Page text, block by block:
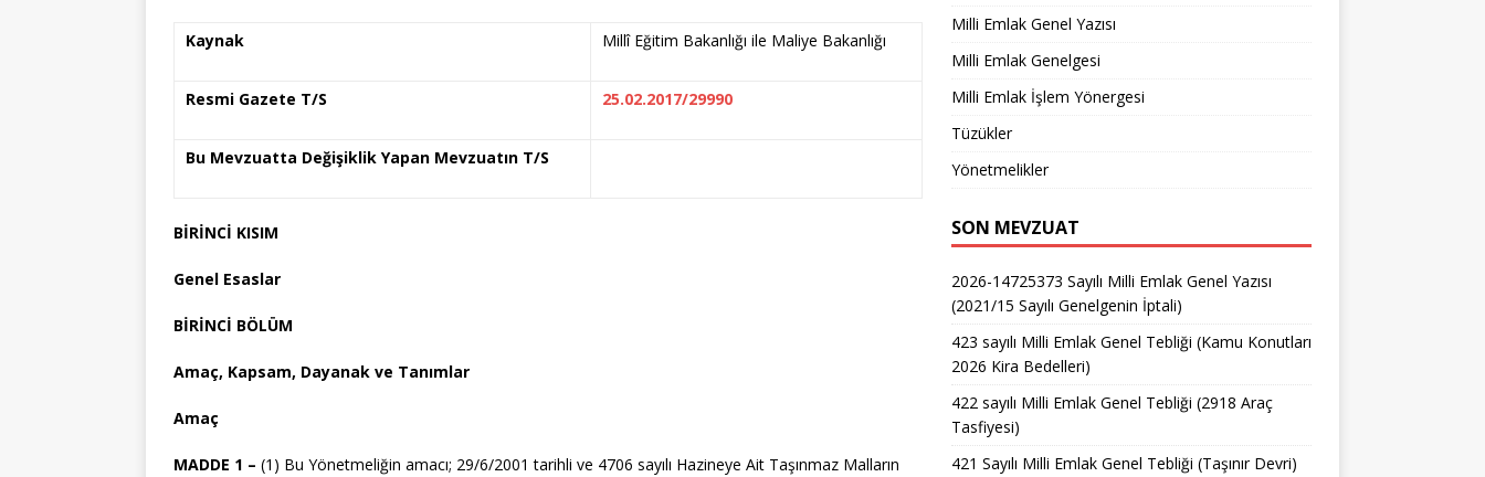
Kaynak Millî Eğitim Bakanlığı ile Maliye Bakanlığı
Resmi Gazete T/S 25.02.2017/29990
Bu Mevzuatta Değişiklik Yapan Mevzuatın T/S
BİRİNCİ KISIM
Genel Esaslar
BİRİNCİ BÖLÜM
Amaç, Kapsam, Dayanak ve Tanımlar
Amaç
MADDE 1 – (1) Bu Yönetmeliğin amacı; 29/6/2001 tarihli ve 4706 sayılı Hazineye Ait Taşınmaz Malların
Milli Emlak Genel Yazısı
Milli Emlak Genelgesi
Milli Emlak İşlem Yönergesi
Tüzükler
Yönetmelikler
SON MEVZUAT
2026-14725373 Sayılı Milli Emlak Genel Yazısı
(2021/15 Sayılı Genelgenin İptali)
423 sayılı Milli Emlak Genel Tebliği (Kamu Konutları
2026 Kira Bedelleri)
422 sayılı Milli Emlak Genel Tebliği (2918 Araç
Tasfiyesi)
421 Sayılı Milli Emlak Genel Tebliği (Taşınır Devri)